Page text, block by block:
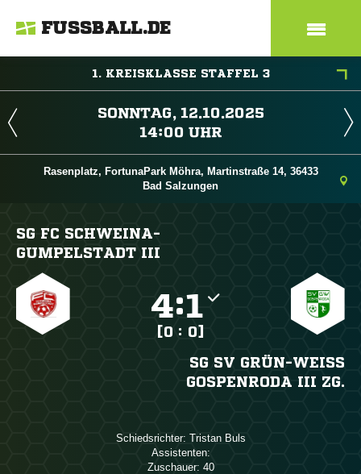
FUSSBALL.DE
1. KREISKLASSE STAFFEL 3
 
 
Rasenplatz, FortunaPark Möhra, Martinstraße 14, 36433
Bad Salzungen
SG FC SCHWEINA-
GUMPELSTADT III
:
[0 : 0]
SG SV GRÜN-WEISS G
OSPENRODA III ZG.
Schiedsrichter:  
Assistenten:
Zuschauer: 40